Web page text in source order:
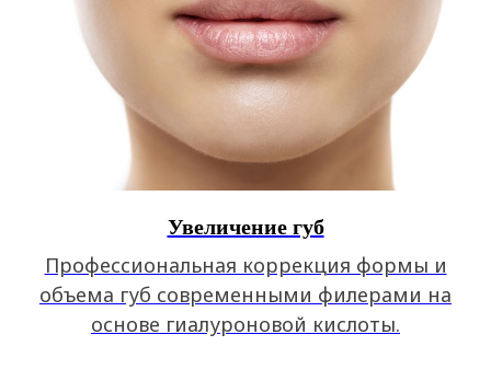
Увеличение губ
Профессиональная коррекция формы и
объема губ современными филерами на
основе гиалуроновой кислоты.